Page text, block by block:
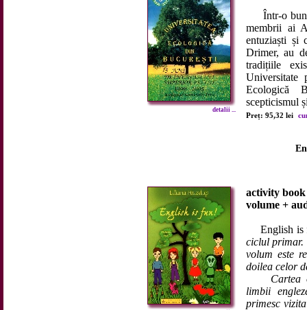
detalii ...
Într-o bună
membrii ai
entuziaști și
Drimer, au
tradițiile
Universitate
Ecologică
scepticismul
Preț: 95,32 lei
activity
volume +
English is
ciclul primar.
volum este
doilea celor
Cartea
limbii
primesc